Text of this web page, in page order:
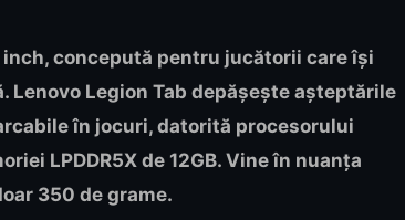
concepută pentru jucătorii care își
Legion Tab depășește așteptările
în jocuri, datorită procesorului
LPDDR5X de 12GB. Vine în nuanța
350 de grame.